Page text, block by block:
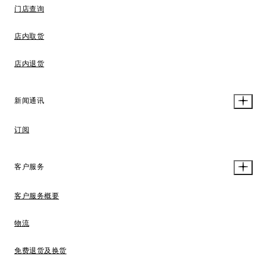
门店查询
店内取货
店内退货
新闻通讯
订阅
客户服务
客户服务概要
物流
免费退货及换货